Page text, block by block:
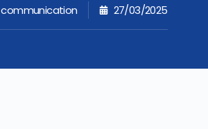
communication 27/03/2025